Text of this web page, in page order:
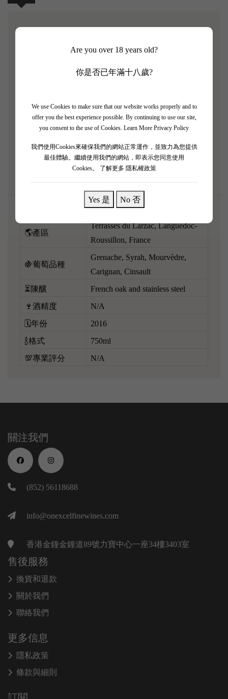
Are you over 18 years old?
你是否已年滿十八歲?
We use Cookies to make sure that our website works properly and to
offer you the best experience possible. By continuing to use our site,
you consent to the use of Cookies. Learn More Privacy Policy
我們使用Cookies來確保我們的網站正常運作，並致力為您提供
最佳體驗。繼續使用我們的網站，即表示您同意使用
Cookies。
了解更多 隱私權政策
Yes 是 No 否
陳化，而家飲正正係展現深層魅力嘅時候。香氣非常
味。酒體飽滿，單寧結實得嚟已經打磨得非常順滑，
入口充滿立體感同張力。呢支酒充滿陽剛氣息同深
度，配搭紅酒燉牛肉、烤鴨或者陳年硬芝士，絕對係
極致嘅味覺享受！
🌎產區
Terrasses du Larzac, Languedoc-
Roussillon, France
🍇葡萄品種
Grenache, Syrah, Mourvèdre,
Carignan, Cinsault
⏳陳釀 French oak and stainless steel
🍷酒精度 N/A
🗓️年份 2016
🍾格式 750ml
💯專業評分 N/A
關注我們
(852) 56118688
info@onexcelfinewines.com
香港金鐘金鐘道89號力寶中心一座34樓3403室
售後服務
換貨和退款
關於我們
聯絡我們
更多信息
隱私政策
條款與細則